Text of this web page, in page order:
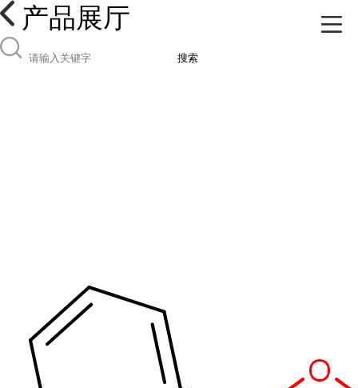
产品展厅
搜索